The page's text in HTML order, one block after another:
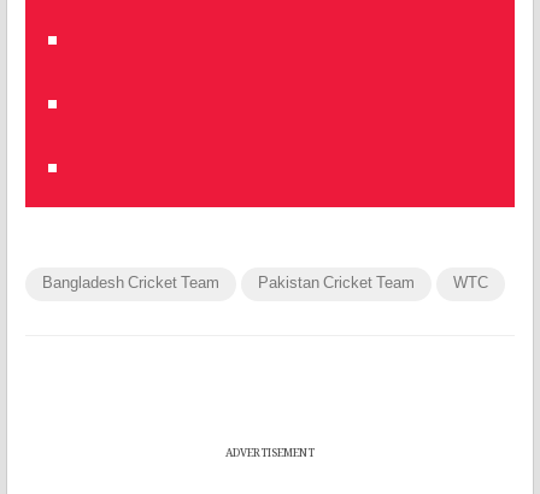
Bangladesh Cricket Team Pakistan Cricket Team WTC
ADVERTISEMENT